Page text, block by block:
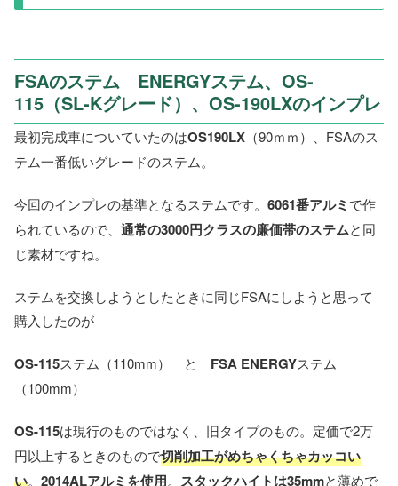
FSAのステム ENERGYステム、OS-
115（SL-Kグレード）、OS-190LXのインプレ
最初完成車についていたのはOS190LX （90ｍｍ）、FSAのス
テム一番低いグレードのステム。
今回のインプレの基準となるステムです。 6061番アルミで作
られているので、 通常の3000円クラスの廉価帯のステムと同
じ素材ですね。
ステムを交換しようとしたときに同じFSAにしようと思って
購入したのが
OS-115ステム（110mm） と FSA ENERGYステム
（100mm）
OS-115は現行のものではなく、旧タイプのもの。定価で2万
円以上するときのもので切削加工がめちゃくちゃカッコい
い。 2014ALアルミを使用。 スタックハイトは35mmと薄めで